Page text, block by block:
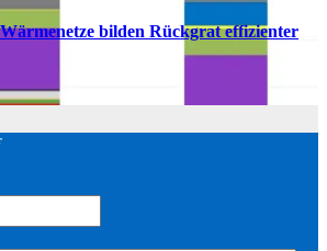
bilden Rückgrat effizienter